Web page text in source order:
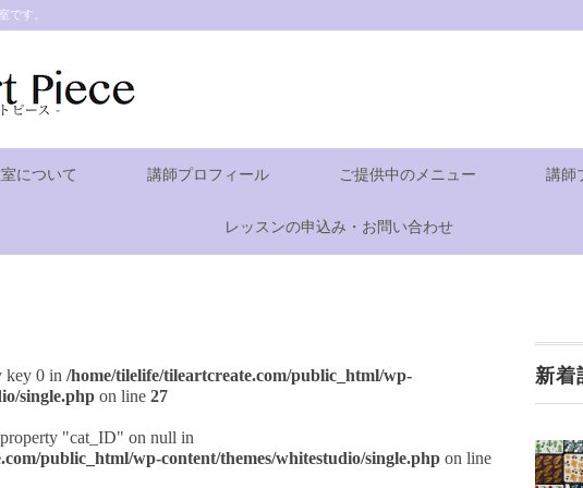
です。
について 講師プロフィール ご提供中のメニュー 講師
レッスンの申込み・お問い合わせ
key 0 in /home/tilelife/tileartcreate.com/public_html/wp-
single.php on line 27
"cat_ID" on null in
public_html/wp-content/themes/whitestudio/single.php on line
新着